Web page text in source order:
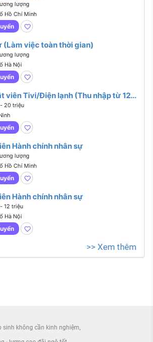
lượng
Hồ Chí Minh
(Làm việc toàn thời gian)
lượng
Hà Nội
viên Tivi/Điện lạnh (Thu nhập từ 12-
Tháng - Tại Trung tâm Bảo hành TP.
20 triệu
Hành chính nhân sự
lượng
Hồ Chí Minh
Hành chính nhân sự
12 triệu
Hà Nội
>> Xem thêm
sinh không cần kinh nghiệm